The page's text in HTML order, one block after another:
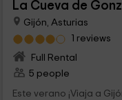
La Cueva de
Gijón, Asturias
1 reviews
Full Rental
5 people
Este verano ¡Viaja a